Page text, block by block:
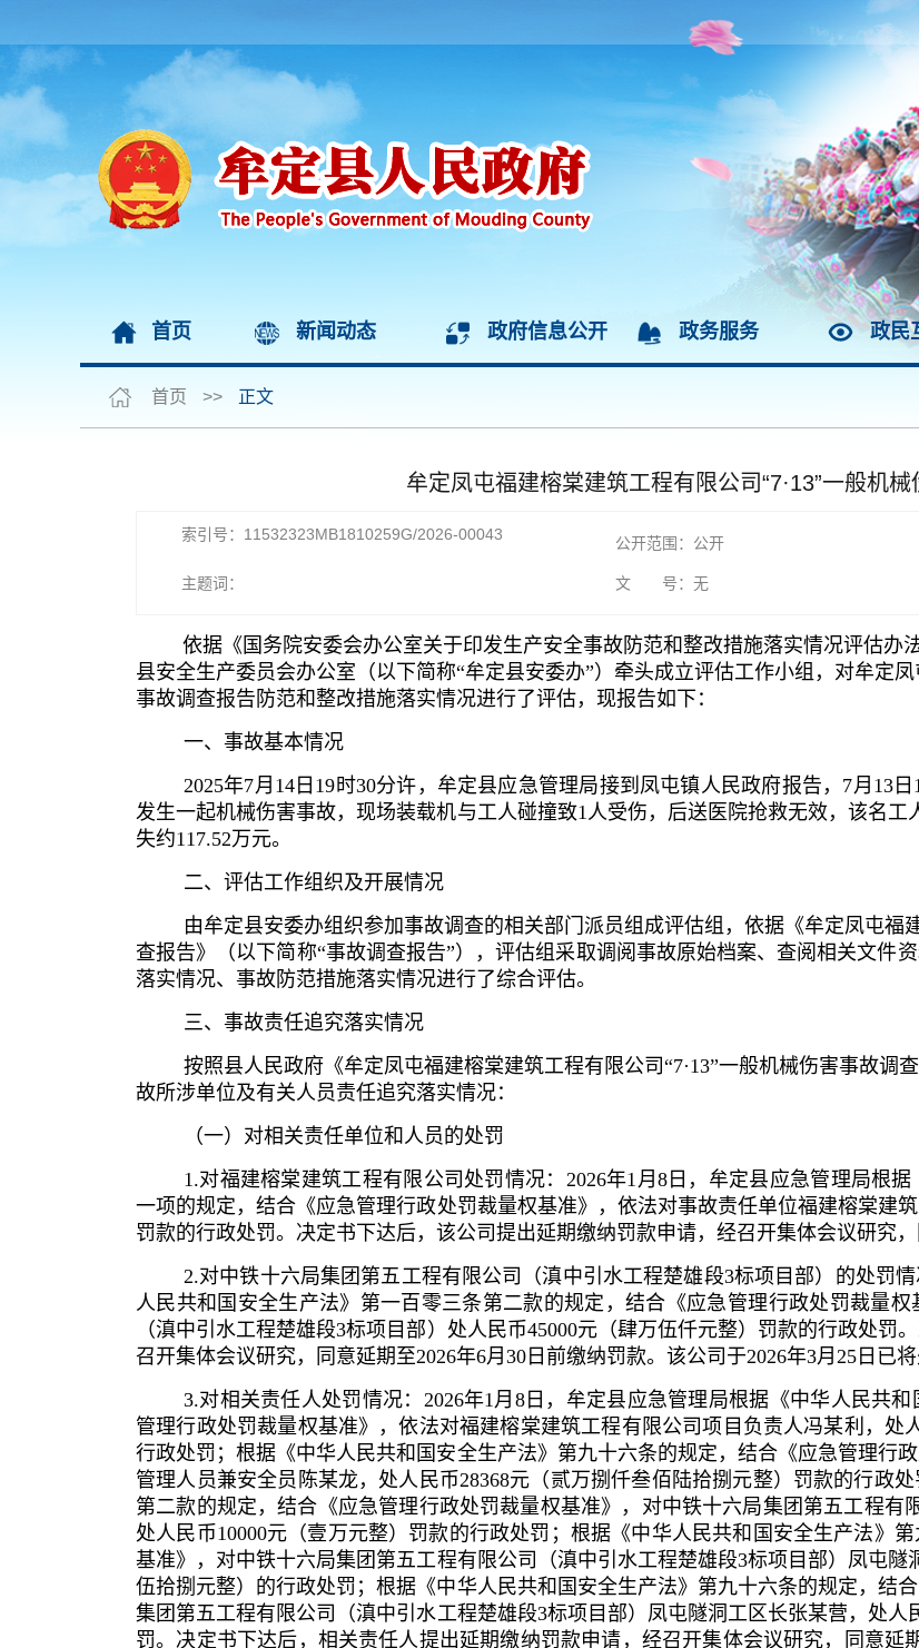
首页 新闻动态 政府信息公开 政务服务 政民
首页 >> 正文
牟定凤屯福建榕棠建筑工程有限公司“7·13”一般机
索引号：11532323MB1810259G/2026-00043 公开范围：公开
主题词： 文 号：无
依据《国务院安委会办公室关于印发生产安全事故防范和整改措施落实情况评估办
县安全生产委员会办公室（以下简称“牟定县安委办”）牵头成立评估工作小组，对牟定
事故调查报告防范和整改措施落实情况进行了评估，现报告如下：
一、事故基本情况
2025年7月14日19时30分许，牟定县应急管理局接到凤屯镇人民政府报告，7月13
发生一起机械伤害事故，现场装载机与工人碰撞致1人受伤，后送医院抢救无效，该名工
失约117.52万元。
二、评估工作组织及开展情况
由牟定县安委办组织参加事故调查的相关部门派员组成评估组，依据《牟定凤屯福
查报告》（以下简称“事故调查报告”），评估组采取调阅事故原始档案、查阅相关文件
落实情况、事故防范措施落实情况进行了综合评估。
三、事故责任追究落实情况
按照县人民政府《牟定凤屯福建榕棠建筑工程有限公司“7·13”一般机械伤害事故调
故所涉单位及有关人员责任追究落实情况：
（一）对相关责任单位和人员的处罚
1.对福建榕棠建筑工程有限公司处罚情况：2026年1月8日，牟定县应急管理局根
一项的规定，结合《应急管理行政处罚裁量权基准》，依法对事故责任单位福建榕棠建
罚款的行政处罚。决定书下达后，该公司提出延期缴纳罚款申请，经召开集体会议研究，
2.对中铁十六局集团第五工程有限公司（滇中引水工程楚雄段3标项目部）的处罚
人民共和国安全生产法》第一百零三条第二款的规定，结合《应急管理行政处罚裁量
（滇中引水工程楚雄段3标项目部）处人民币45000元（肆万伍仟元整）罚款的行政处
召开集体会议研究，同意延期至2026年6月30日前缴纳罚款。该公司于2026年3月25日已
3.对相关责任人处罚情况：2026年1月8日，牟定县应急管理局根据《中华人民共
管理行政处罚裁量权基准》，依法对福建榕棠建筑工程有限公司项目负责人冯某利，处
行政处罚；根据《中华人民共和国安全生产法》第九十六条的规定，结合《应急管理行
管理人员兼安全员陈某龙，处人民币28368元（贰万捌仟叁佰陆拾捌元整）罚款的行政
第二款的规定，结合《应急管理行政处罚裁量权基准》，对中铁十六局集团第五工程有
处人民币10000元（壹万元整）罚款的行政处罚；根据《中华人民共和国安全生产法》
基准》，对中铁十六局集团第五工程有限公司（滇中引水工程楚雄段3标项目部）凤屯隧
伍拾捌元整）的行政处罚；根据《中华人民共和国安全生产法》第九十六条的规定，结
集团第五工程有限公司（滇中引水工程楚雄段3标项目部）凤屯隧洞工区长张某营，处
罚。决定书下达后，相关责任人提出延期缴纳罚款申请，经召开集体会议研究，同意延